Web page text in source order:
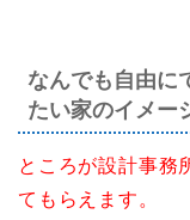
なんでも自由に
たい家のイメー
ところが設計事務
てもらえます。